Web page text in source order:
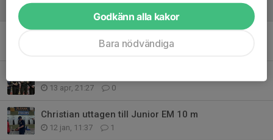
0
13 apr, 21:27 0
Christian uttagen till Junior EM 10 m
12 jan, 11:37 1
Godkänn alla kakor
Bara nödvändiga